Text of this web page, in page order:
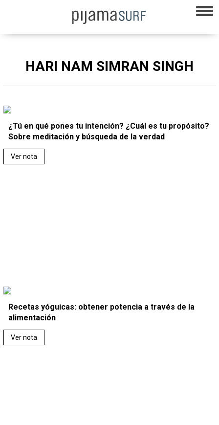
HARI NAM SIMRAN SINGH
¿Tú en qué pones tu intención? ¿Cuál es tu propósito?
Sobre meditación y búsqueda de la verdad
Ver nota
Recetas yóguicas: obtener potencia a través de la
alimentación
Ver nota